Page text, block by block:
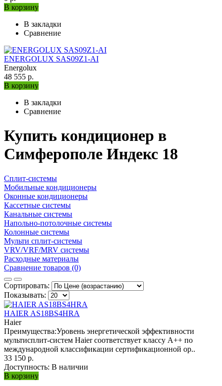
В корзину
В закладки
Сравнение
ENERGOLUX SAS09Z1-AI
Energolux
48 555 р.
В корзину
В закладки
Сравнение
Купить кондиционер в
Симферополе Индекс 18
Сплит-системы
Мобильные кондиционеры
Оконные кондиционеры
Кассетные системы
Канальные системы
Напольно-потолочные системы
Колонные системы
Мульти сплит-системы
VRV/VRF/MRV системы
Расходные материалы
Сравнение товаров (0)
Сортировать:
Показывать:
HAIER AS18BS4HRA
Haier
Преимущества:Уровень энергетической эффективности
мультисплит-систем Haier соответствует классу A++ по
международной классификации сертификационной ор..
33 150 р.
Доступность: В наличии
В корзину